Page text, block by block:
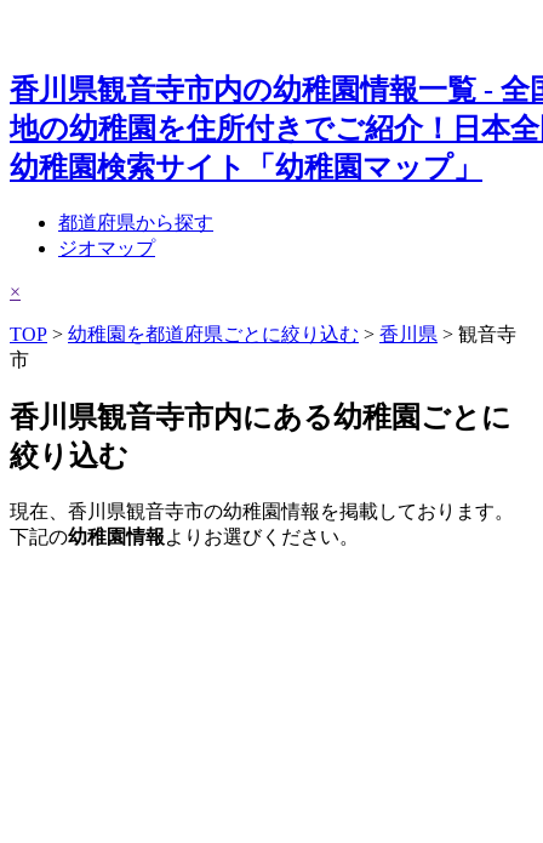
香川県観音寺市内の幼稚園情報一覧 - 全
地の幼稚園を住所付きでご紹介！日本
幼稚園検索サイト「幼稚園マップ」
都道府県から探す
ジオマップ
×
TOP > 幼稚園を都道府県ごとに絞り込む > 香川県 > 観音寺
市
香川県観音寺市内にある幼稚園ごとに
絞り込む
現在、香川県観音寺市の幼稚園情報を掲載しております。
下記の幼稚園情報よりお選びください。